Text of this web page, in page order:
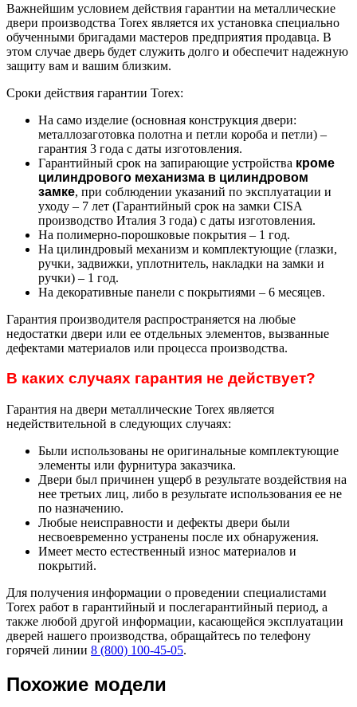
Важнейшим условием действия гарантии на металлические
двери производства Torex является их установка специально
обученными бригадами мастеров предприятия продавца. В
этом случае дверь будет служить долго и обеспечит надежную
защиту вам и вашим близким.
Сроки действия гарантии Torex:
На само изделие (основная конструкция двери:
металлозаготовка полотна и петли короба и петли) –
гарантия 3 года с даты изготовления.
Гарантийный срок на запирающие устройства кроме
цилиндрового механизма в цилиндровом
замке, при соблюдении указаний по эксплуатации и
уходу – 7 лет (Гарантийный срок на замки CISA
производство Италия 3 года) с даты изготовления.
На полимерно-порошковые покрытия – 1 год.
На цилиндровый механизм и комплектующие (глазки,
ручки, задвижки, уплотнитель, накладки на замки и
ручки) – 1 год.
На декоративные панели с покрытиями – 6 месяцев.
Гарантия производителя распространяется на любые
недостатки двери или ее отдельных элементов, вызванные
дефектами материалов или процесса производства.
В каких случаях гарантия не действует?
Гарантия на двери металлические Torex является
недействительной в следующих случаях:
Были использованы не оригинальные комплектующие
элементы или фурнитура заказчика.
Двери был причинен ущерб в результате воздействия на
нее третьих лиц, либо в результате использования ее не
по назначению.
Любые неисправности и дефекты двери были
несвоевременно устранены после их обнаружения.
Имеет место естественный износ материалов и
покрытий.
Для получения информации о проведении специалистами
Torex работ в гарантийный и послегарантийный период, а
также любой другой информации, касающейся эксплуатации
дверей нашего производства, обращайтесь по телефону
горячей линии 8 (800) 100-45-05.
Похожие модели